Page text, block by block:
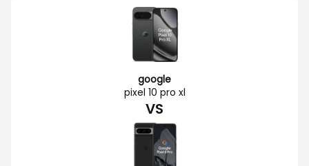
google
pixel 10 pro xl
VS